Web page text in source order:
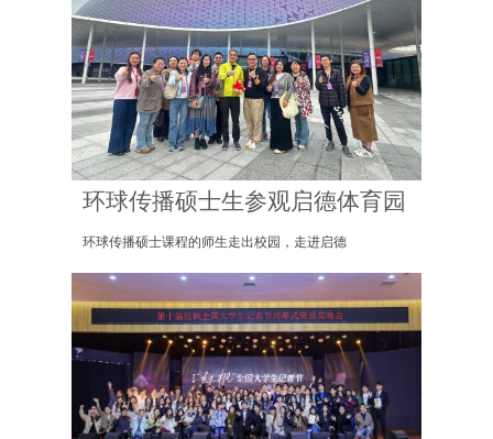
环球传播硕士生参观启德体育园
环球传播硕士课程的师生走出校园，走进启德